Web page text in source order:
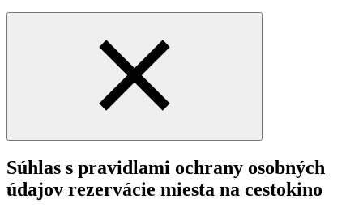
Súhlas s pravidlami ochrany osobných
údajov rezervácie miesta na cestokino